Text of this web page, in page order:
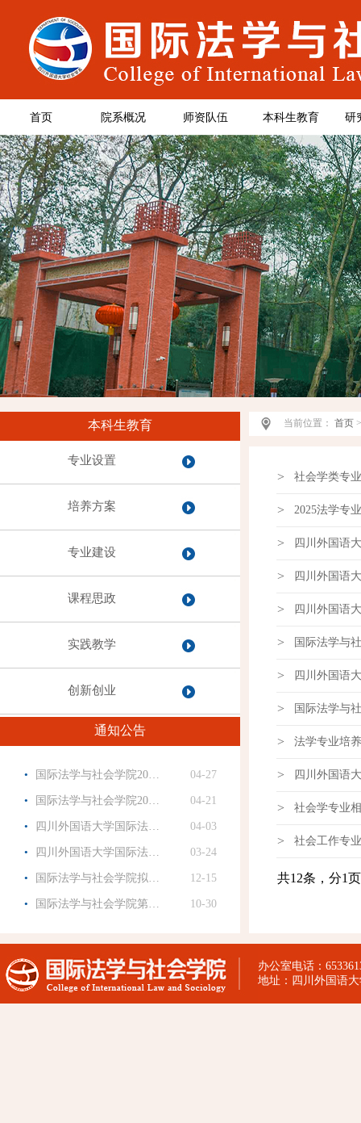
首页 院系概况 师资队伍 本科生教育 研
本科生教育
专业设置
培养方案
专业建设
课程思政
实践教学
创新创业
通知公告
· 国际法学与社会学院20… 04-27
· 国际法学与社会学院20… 04-21
· 四川外国语大学国际法… 04-03
· 四川外国语大学国际法… 03-24
· 国际法学与社会学院拟… 12-15
· 国际法学与社会学院第… 10-30
当前位置： 首页
> 社会学类专
> 2025法学专
> 四川外国语
> 四川外国语
> 四川外国语
> 国际法学与
> 四川外国语
> 国际法学与
> 法学专业培
> 四川外国语
> 社会学专业
> 社会工作专
共12条，分1
办公室电话：
地址：四川外国语